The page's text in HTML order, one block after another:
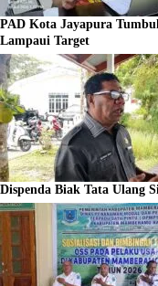
PAD Kota Jayapura
Lampaui Target
Dispenda Biak Tata Ulang